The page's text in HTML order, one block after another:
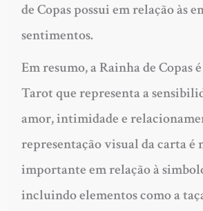
de Copas possui em relação às
sentimentos.
Em resumo, a Rainha de Copas
Tarot que representa a
amor, intimidade e
representação visual da carta é
importante em relação à
incluindo elementos como a